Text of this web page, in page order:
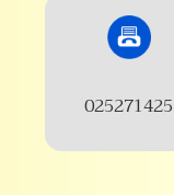
025271425